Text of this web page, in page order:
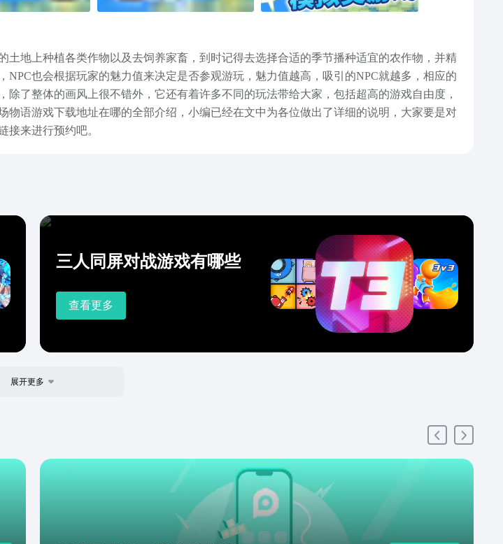
地上种植各类作物以及去饲养家畜，到时记得去选择合适的季节播种适宜的农作物，并精
也会根据玩家的魅力值来决定是否参观游玩，魅力值越高，吸引的NPC就越多，相应的
了整体的画风上很不错外，它还有着许多不同的玩法带给大家，包括超高的游戏自由度，
语游戏下载地址在哪的全部介绍，小编已经在文中为各位做出了详细的说明，大家要是对
接来进行预约吧。
三人同屏对战游戏有哪些
查看更多
展开更多